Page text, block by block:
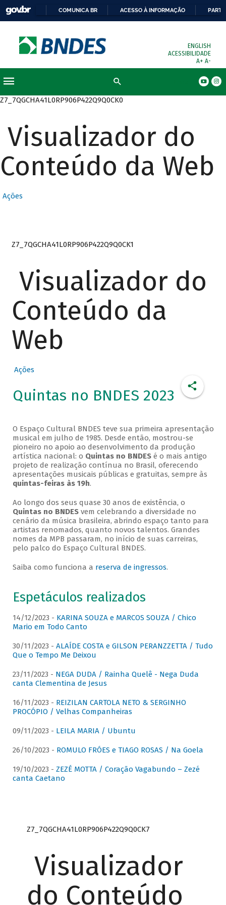
COMUNICA BR ACESSO À INFORMAÇÃO
ENGLISH
ACESSIBILIDADE
A+ A-
Z7_7QGCHA41L0RP906P422Q9Q0CK0
Visualizador do
Conteúdo da Web
Ações
Z7_7QGCHA41L0RP906P422Q9Q0CK1
Visualizador do
Conteúdo da
Web
Ações
Quintas no BNDES 2023
O Espaço Cultural BNDES teve sua primeira apresentação
musical em julho de 1985. Desde então, mostrou-se
pioneiro no apoio ao desenvolvimento da produção
artística nacional: o Quintas no BNDESé o mais antigo
projeto de realização contínua no Brasil, oferecendo
apresentações musicais públicas e gratuitas, sempre às
quintas-feiras às 19h.
Ao longo dos seus quase 30 anos de existência, o
Quintas no BNDESvem celebrando a diversidade no
cenário da música brasileira, abrindo espaço tanto para
artistas renomados, quanto novos talentos. Grandes
nomes da MPB passaram, no início de suas carreiras,
pelo palco do Espaço Cultural BNDES.
Saiba como funciona a reserva de ingressos.
Espetáculos realizados
14/12/2023 - KARINA SOUZA e MARCOS SOUZA / Chico
Mario em Todo Canto
30/11/2023 - ALAÍDE COSTA e GILSON PERANZZETTA / Tudo
Que o Tempo Me Deixou
23/11/2023 - NEGA DUDA / Rainha Quelê - Nega Duda
canta Clementina de Jesus
16/11/2023 - REIZILAN CARTOLA NETO & SERGINHO
PROCÓPIO / Velhas Companheiras
09/11/2023 - LEILA MARIA / Ubuntu
26/10/2023 - ROMULO FRÓES e TIAGO ROSAS / Na Goela
19/10/2023 - ZEZÉ MOTTA / Coração Vagabundo – Zezé
canta Caetano
Z7_7QGCHA41L0RP906P422Q9Q0CK7
Visualizador
do Conteúdo